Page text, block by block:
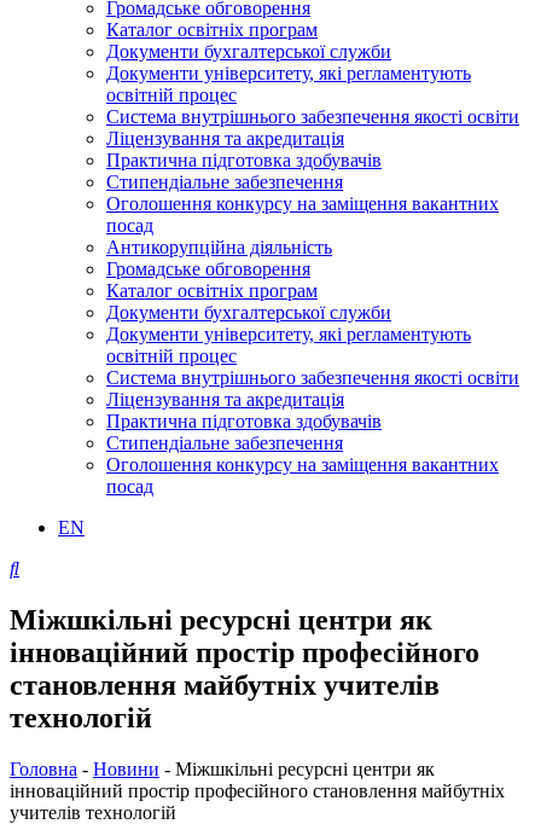
Громадське обговорення
Каталог освітніх програм
Документи бухгалтерської служби
Документи університету, які регламентують
освітній процес
Система внутрішнього забезпечення якості освіти
Ліцензування та акредитація
Практична підготовка здобувачів
Стипендіальне забезпечення
Оголошення конкурсу на заміщення вакантних
посад
Антикорупційна діяльність
Громадське обговорення
Каталог освітніх програм
Документи бухгалтерської служби
Документи університету, які регламентують
освітній процес
Система внутрішнього забезпечення якості освіти
Ліцензування та акредитація
Практична підготовка здобувачів
Стипендіальне забезпечення
Оголошення конкурсу на заміщення вакантних
посад
EN
Міжшкільні ресурсні центри як
інноваційний простір професійного
становлення майбутніх учителів
технологій
Головна - Новини - Міжшкільні ресурсні центри як
інноваційний простір професійного становлення майбутніх
учителів технологій